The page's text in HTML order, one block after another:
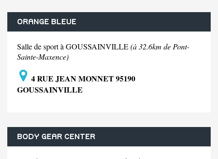
ORANGE BLEUE
Salle de sport à GOUSSAINVILLE(à 32.6km de Pont-
Sainte-Maxence)
4 RUE JEAN MONNET 95190
GOUSSAINVILLE
BODY GEAR CENTER